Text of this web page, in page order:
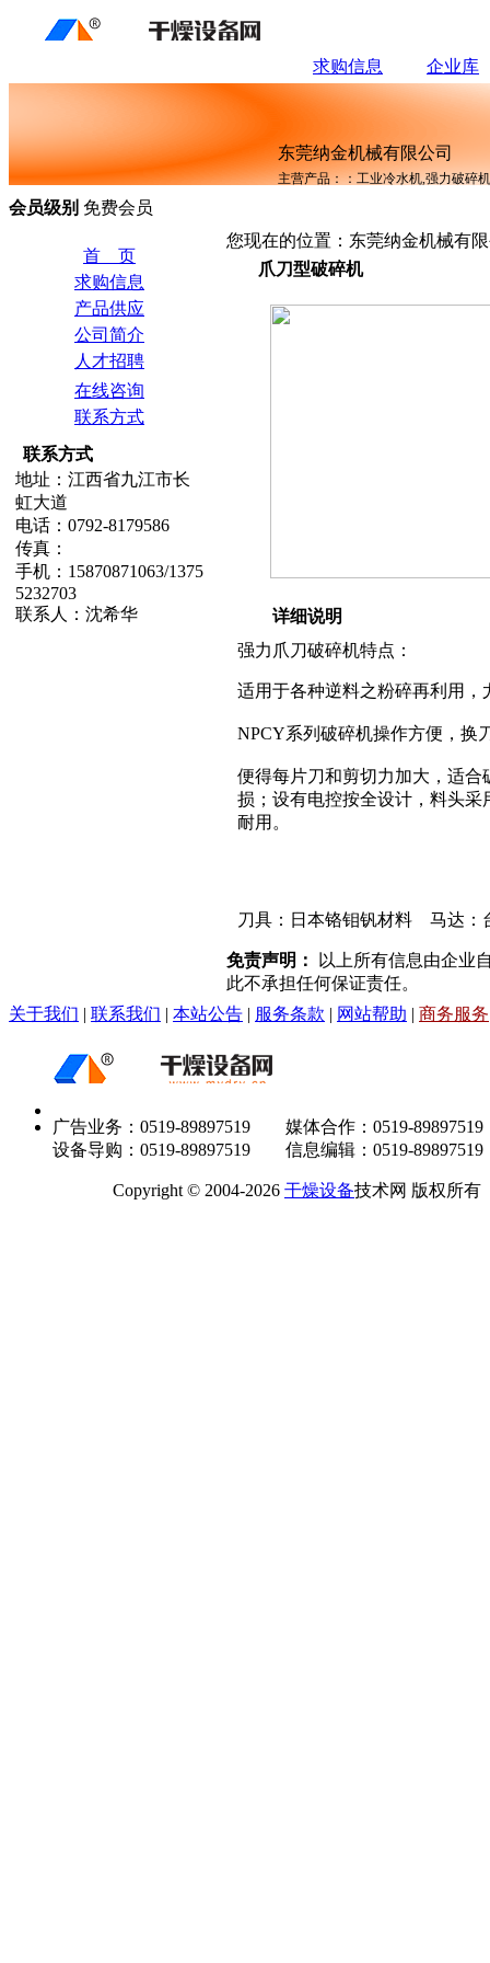
求购信息 企业库
东莞纳金机械有限公司
主营产品：：工业冷水机,强力破碎
会员级别 免费会员
首 页
求购信息
产品供应
公司简介
人才招聘
在线咨询
联系方式
联系方式
地址：江西省九江市长
虹大道
电话：0792-8179586
传真：
手机：15870871063/1375
5232703
联系人：沈希华
您现在的位置：东莞纳金机械有
爪刀型破碎机
详细说明
强力爪刀破碎机特点：
适用于各种逆料之粉碎再利用
NPCY系列破碎机操作方便，换
便得每片刀和剪切力加大，适
损；设有电控按全设计，料头
耐用。
刀具：日本铬钼钒材料 马达：
免责声明：
以上所有信息由企业
此不承担任何保证责任。
关于我们 | 联系我们 | 本站公告 | 服务条款 | 网站帮助 | 商务服务
广告业务：0519-89897519 媒体合作：0519-89897519
设备导购：0519-89897519 信息编辑：0519-89897519
Copyright © 2004-2026 干燥设备技术网 版权所有